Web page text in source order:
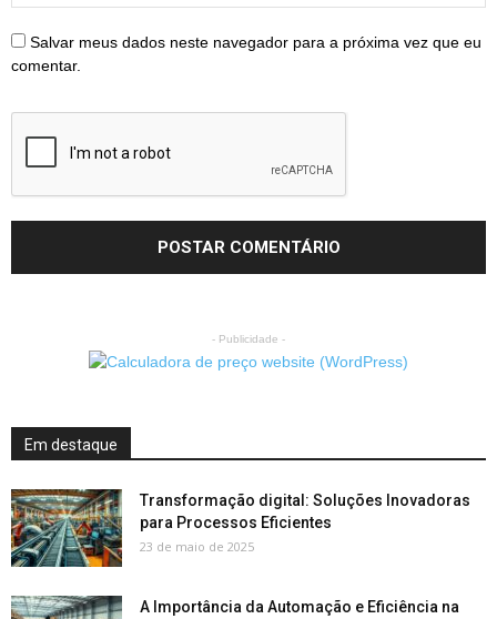
Salvar meus dados neste navegador para a próxima vez que eu
comentar.
- Publicidade -
Em destaque
Transformação digital: Soluções Inovadoras
para Processos Eficientes
23 de maio de 2025
A Importância da Automação e Eficiência na